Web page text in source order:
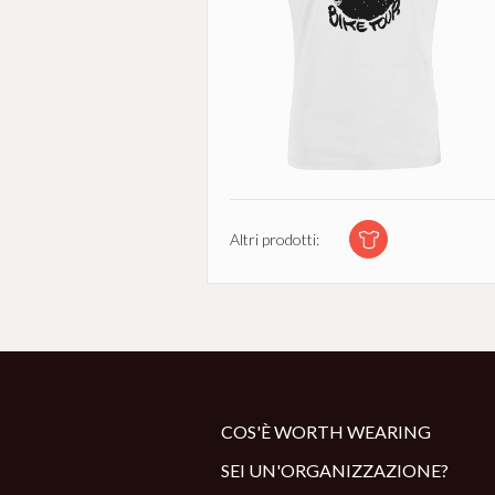
Altri prodotti:
COS'È WORTH WEARING
SEI UN'ORGANIZZAZIONE?